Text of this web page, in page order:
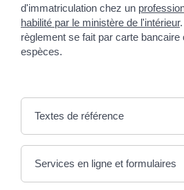
d'immatriculation chez un
habilité par le ministère de l'intérieur
règlement se fait par carte bancaire
espèces.
Textes de référence
Services en ligne et formulaires